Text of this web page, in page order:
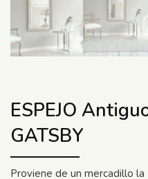
ESPEJO
GATSBY
Proviene de un mercadillo